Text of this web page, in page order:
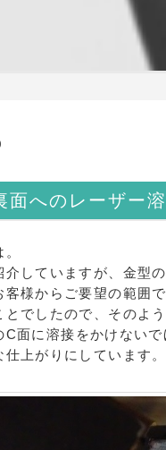
面へのレーザー
介していますが、金型
客様からご要望の範囲
とでしたので、そのよう
C面に溶接をかけない
仕上がりにしています。